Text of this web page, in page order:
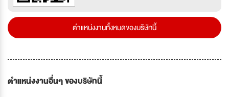
ตำแหน่งงานทั้งหมดของบริษัทนี้
ตำแหน่งงานอื่นๆ ของบริษัทนี้